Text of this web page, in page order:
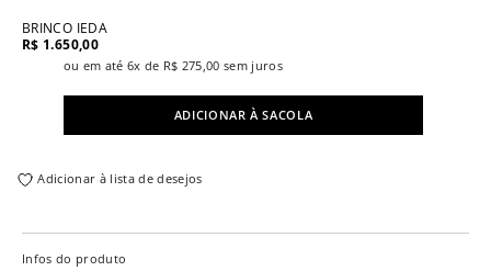
BRINCO IEDA
R$ 1.650,00
ou em até 6x de R$ 275,00 sem juros
ADICIONAR À SACOLA
Adicionar à lista de desejos
Infos do produto